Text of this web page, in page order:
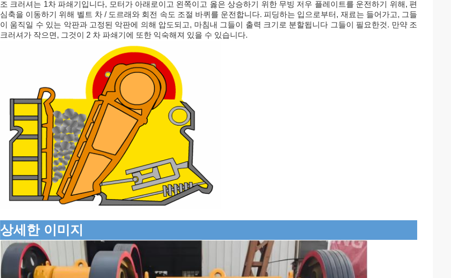
조 크러셔는 1차 파쇄기입니다, 모터가 아래로이고 왼쪽이고 옳은 상승하기 위한 무빙 저우 플레이트를 운전하기 위해, 편
심축을 이동하기 위해 벨트 차 / 도르래와 회전 속도 조절 바퀴를 운전합니다. 피딩하는 입으로부터, 재료는 들어가고, 그들
이 움직일 수 있는 악판과 고정된 악판에 의해 압도되고, 마침내 그들이 출력 크기로 분할됩니다 그들이 필요한것. 만약 조
크러셔가 작으면, 그것이 2 차 파쇄기에 또한 익숙해져 있을 수 있습니다.
상세한 이미지